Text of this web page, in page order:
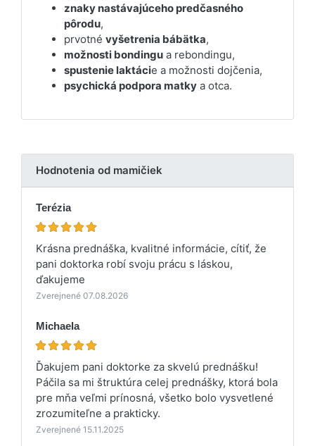
znaky nastávajúceho predčasného
pôrodu,
prvotné vyšetrenia bábätka,
možnosti bondingu a rebondingu,
spustenie laktácie a možnosti dojčenia,
psychická podpora matky a otca.
Hodnotenia od mamičiek
Terézia
Krásna prednáška, kvalitné informácie, cítiť, že
pani doktorka robí svoju prácu s láskou,
ďakujeme
Zverejnené 07.08.2026
Michaela
Ďakujem pani doktorke za skvelú prednášku!
Páčila sa mi štruktúra celej prednášky, ktorá bola
pre mňa veľmi prínosná, všetko bolo vysvetlené
zrozumiteľne a prakticky.
Zverejnené 15.11.2025